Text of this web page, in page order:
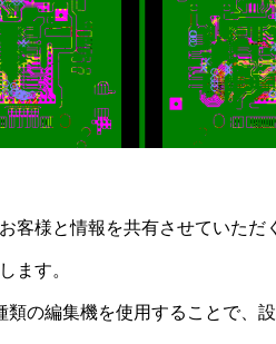
客様と情報を共有させていた
ます。
類の編集機を使用することで、